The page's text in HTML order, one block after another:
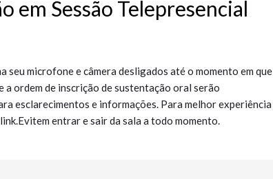
em Sessão Telepresencial
seu microfone e câmera desligados até o momento em que
ordem de inscrição de sustentação oral serão
esclarecimentos e informações. Para melhor experiência
entrar e sair da sala a todo momento.